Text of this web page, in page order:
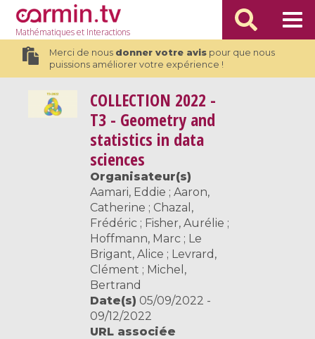
Mathématiqueset Interactions
Merci de nous donner votre avispour que nous
puissions améliorer votre expérience !
COLLECTION 2022 -
T3 - Geometry and
statistics in data
sciences
Organisateur(s)
Aamari, Eddie ; Aaron,
Catherine ; Chazal,
Frédéric ; Fisher, Aurélie ;
Hoffmann, Marc ; Le
Brigant, Alice ; Levrard,
Clément ; Michel,
Bertrand
Date(s) 05/09/2022 -
09/12/2022
URL associée